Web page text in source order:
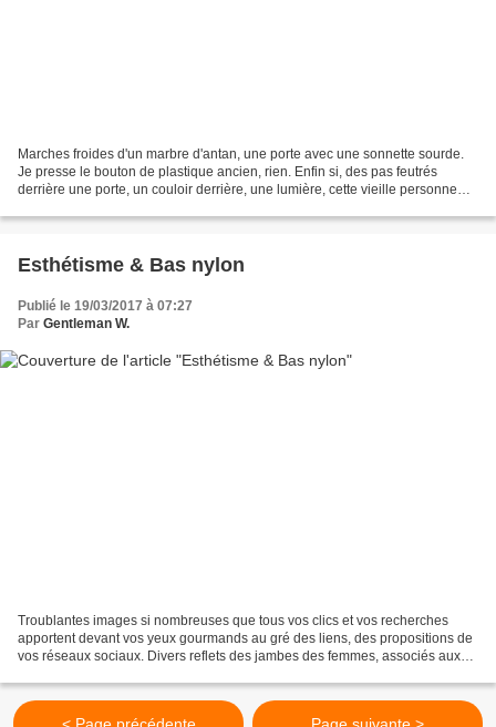
Marches froides d'un marbre d'antan, une porte avec une sonnette sourde.
Je presse le bouton de plastique ancien, rien. Enfin si, des pas feutrés
derrière une porte, un couloir derrière, une lumière, cette vieille personne
Esthétisme & Bas nylon
Publié le 19/03/2017 à 07:27
Par Gentleman W.
Troublantes images si nombreuses que tous vos clics et vos recherches
apportent devant vos yeux gourmands au gré des liens, des propositions de
vos réseaux sociaux. Divers reflets des jambes des femmes, associés aux
< Page précédente Page suivante >